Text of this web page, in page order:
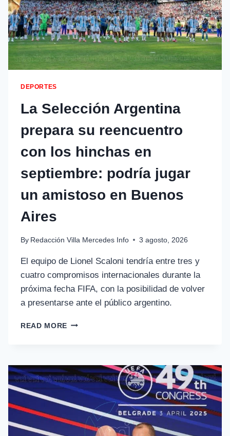
DEPORTES
La Selección Argentina
prepara su reencuentro
con los hinchas en
septiembre: podría jugar
un amistoso en Buenos
Aires
By Redacción Villa Mercedes Info 3 agosto, 2026
El equipo de Lionel Scaloni tendría entre tres y
cuatro compromisos internacionales durante la
próxima fecha FIFA, con la posibilidad de volver
a presentarse ante el público argentino.
READ MORE